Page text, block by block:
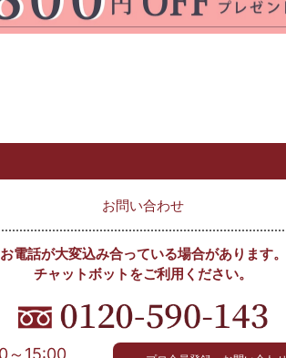
お問い合わせ
お電話が大変込み合っている場合があります。
チャットボットをご利用ください。